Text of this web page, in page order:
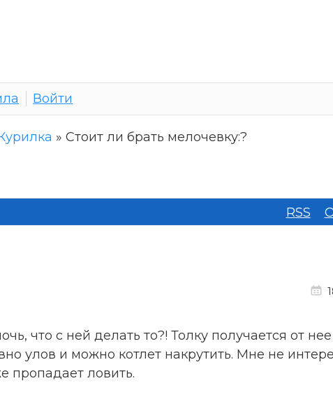
Войти
»Стоит ли брать мелочевку:?
RSS
что с ней делать то?! Толку получается от нее
улов и можно котлет накрутить. Мне не
пропадает ловить.